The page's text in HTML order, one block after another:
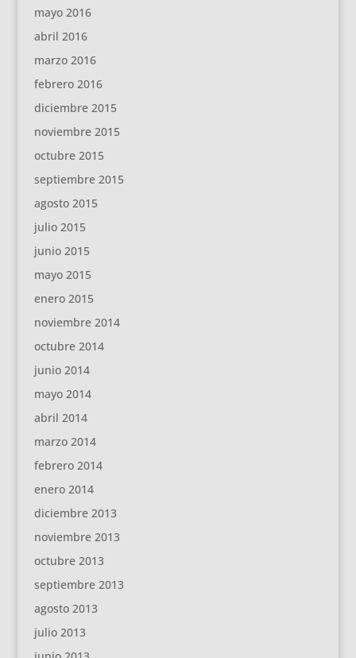
mayo 2016
abril 2016
marzo 2016
febrero 2016
diciembre 2015
noviembre 2015
octubre 2015
septiembre 2015
agosto 2015
julio 2015
junio 2015
mayo 2015
enero 2015
noviembre 2014
octubre 2014
junio 2014
mayo 2014
abril 2014
marzo 2014
febrero 2014
enero 2014
diciembre 2013
noviembre 2013
octubre 2013
septiembre 2013
agosto 2013
julio 2013